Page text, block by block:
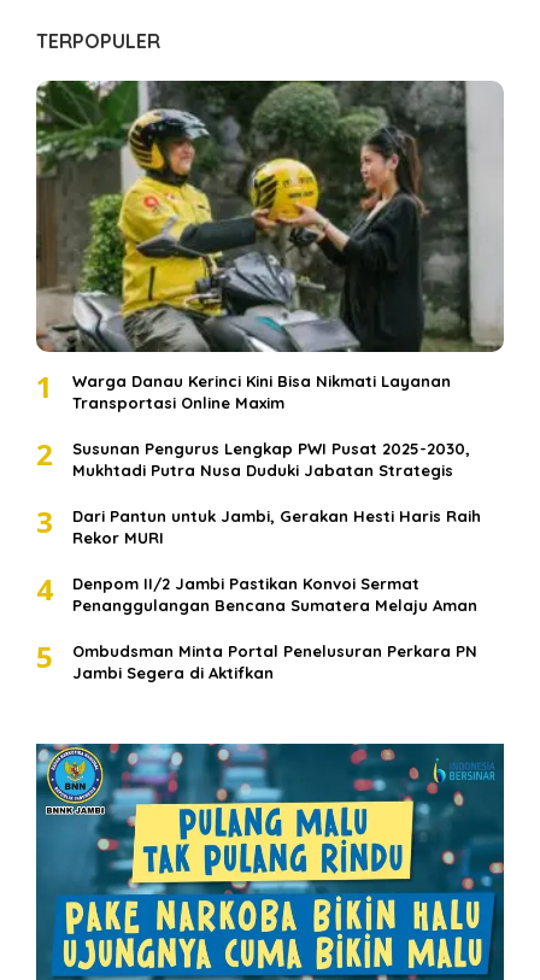
TERPOPULER
1
Warga Danau Kerinci Kini Bisa Nikmati Layanan
Transportasi Online Maxim
2
Susunan Pengurus Lengkap PWI Pusat 2025-2030,
Mukhtadi Putra Nusa Duduki Jabatan Strategis
3
Dari Pantun untuk Jambi, Gerakan Hesti Haris Raih
Rekor MURI
4
Denpom II/2 Jambi Pastikan Konvoi Sermat
Penanggulangan Bencana Sumatera Melaju Aman
5
Ombudsman Minta Portal Penelusuran Perkara PN
Jambi Segera di Aktifkan